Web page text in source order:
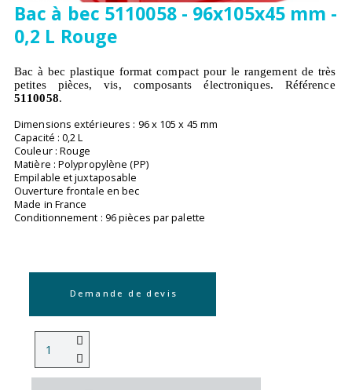
Bac à bec 5110058 - 96x105x45 mm -
0,2 L Rouge
Bac à bec plastique format compact pour le rangement de très
petites pièces, vis, composants électroniques. Référence
5110058.
Dimensions extérieures : 96 x 105 x 45 mm
Capacité : 0,2 L
Couleur : Rouge
Matière : Polypropylène (PP)
Empilable et juxtaposable
Ouverture frontale en bec
Made in France
Conditionnement : 96 pièces par palette
Demande de devis